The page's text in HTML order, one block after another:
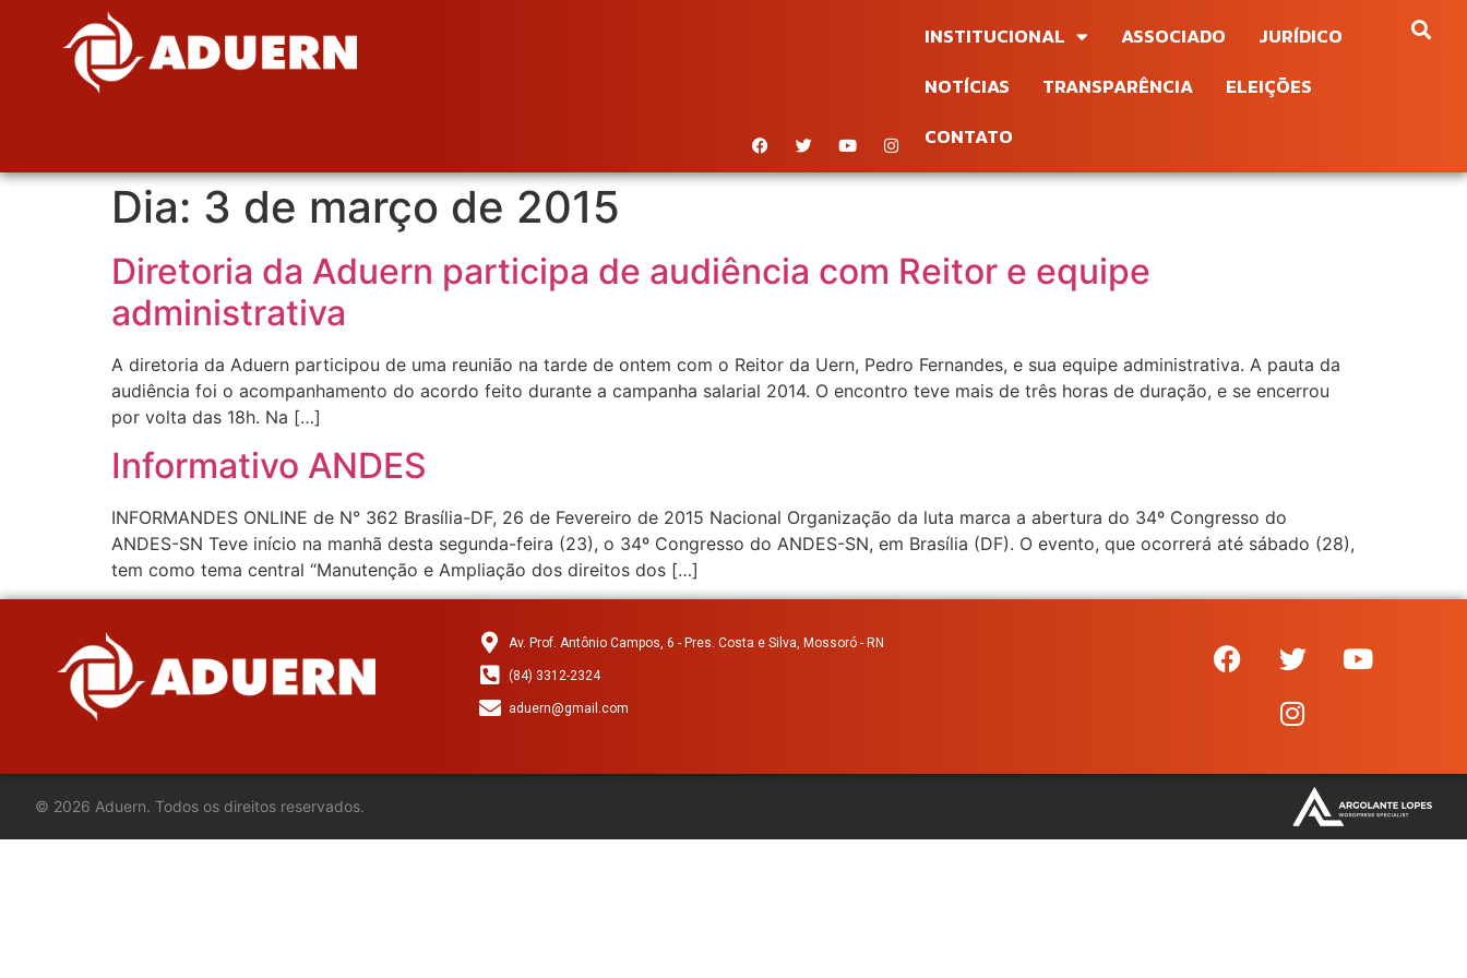
INSTITUCIONAL ASSOCIADO
JURÍDICO
NOTÍCIAS
TRANSPARÊNCIA
ELEIÇÕES
CONTATO
Dia: 3 de março de 2015
Diretoria da Aduern participa de audiência com Reitor e equipe
administrativa
A diretoria da Aduern participou de uma reunião na tarde de ontem com o Reitor da Uern, Pedro Fernandes, e sua equipe administrativa. A pauta da
audiência foi o acompanhamento do acordo feito durante a campanha salarial 2014. O encontro teve mais de três horas de duração, e se encerrou
por volta das 18h. Na […]
Informativo ANDES
INFORMANDES ONLINE de N° 362 Brasília-DF, 26 de Fevereiro de 2015 Nacional Organização da luta marca a abertura do 34º Congresso do
ANDES-SN Teve início na manhã desta segunda-feira (23), o 34º Congresso do ANDES-SN, em Brasília (DF). O evento, que ocorrerá até sábado (28),
tem como tema central “Manutenção e Ampliação dos direitos dos […]
Av. Prof. Antônio Campos, 6 - Pres. Costa e Silva, Mossoró - RN
(84) 3312-2324
aduern@gmail.com
© 2026 Aduern. Todos os direitos reservados.